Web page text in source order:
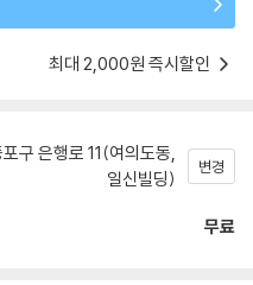
최대 2,000원 즉시할인
구 은행로 11(여의도동,
일신빌딩)
변경
무료